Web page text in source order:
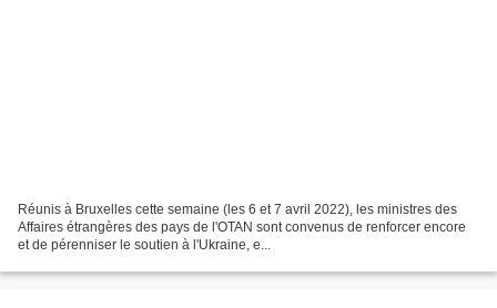
Réunis à Bruxelles cette semaine (les 6 et 7 avril 2022), les ministres des
Affaires étrangères des pays de l'OTAN sont convenus de renforcer encore
et de pérenniser le soutien à l'Ukraine, e...